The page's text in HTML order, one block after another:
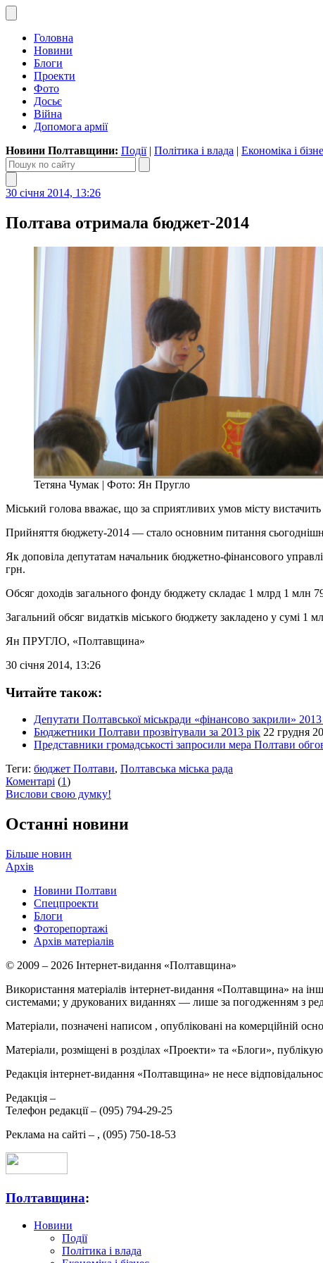
Головна
Новини
Блоги
Проекти
Фото
Досьє
Війна
Допомога армії
Новини Полтавщини: Події| Політика і влада | Економіка і
30 січня 2014, 13:26
Полтава отримала бюджет-2014
Тетяна Чумак | Фото: Ян Пругло
Міський голова вважає, що за сприятливих умов місту
Прийняття бюджету-2014 — стало основним питання
Як доповіла депутатам начальник бюджетно-фінансового
грн.
Обсяг доходів загального фонду бюджету складає 1 млрд 1 млн
Загальний обсяг видатків міського бюджету закладено у сумі 1
Ян ПРУГЛО, «Полтавщина»
30 січня 2014, 13:26
Читайте також:
Депутати Полтавської міськради «фінансово закрили» 2013
Бюджетники Полтави прозвітували за 2013 рік 22 грудня
Представники громадськості запросили мера Полтави
Теги: бюджет Полтави, Полтавська міська рада
Коментарі (1)
Вислови свою думку!
Останні новини
Більше новин
Архів
Новини Полтави
Спецпроекти
Блоги
Фоторепортажі
Архів матеріалів
© 2009 – 2026 Інтернет-видання «Полтавщина»
Використання матеріалів інтернет-видання «Полтавщина» на
системами; у друкованих виданнях — лише за погодженням з
Матеріали, позначені написом , опубліковані на комерційній
Матеріали, розміщені в розділах «Проекти» та «Блоги»,
Редакція інтернет-видання «Полтавщина» не несе
Редакція –
Телефон редакції – (095) 794-29-25
Реклама на сайті – , (095) 750-18-53
Полтавщина:
Новини
Події
Політика і влада